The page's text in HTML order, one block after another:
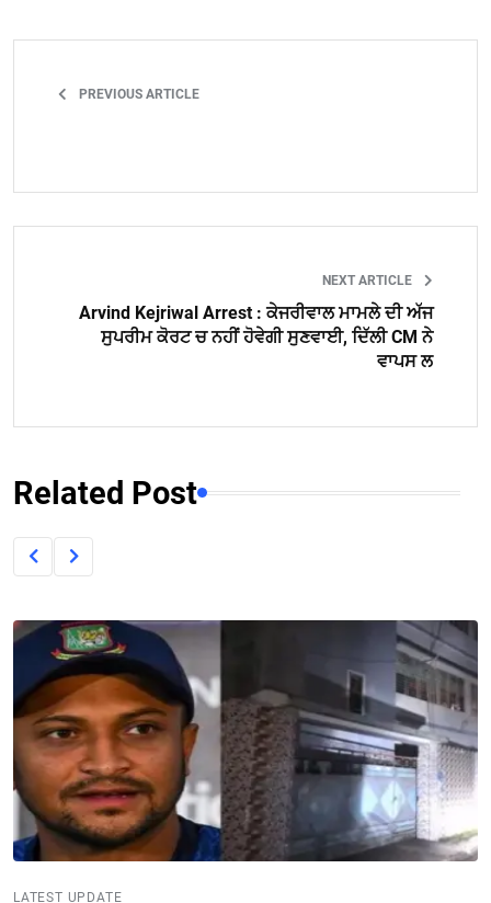
PREVIOUS ARTICLE
NEXT ARTICLE
Arvind Kejriwal Arrest : ਕੇਜਰੀਵਾਲ ਮਾਮਲੇ ਦੀ ਅੱਜ
ਸੁਪਰੀਮ ਕੋਰਟ ਚ ਨਹੀਂ ਹੋਵੇਗੀ ਸੁਣਵਾਈ, ਦਿੱਲੀ CM ਨੇ
ਵਾਪਸ ਲ
Related Post
LATEST UPDATE